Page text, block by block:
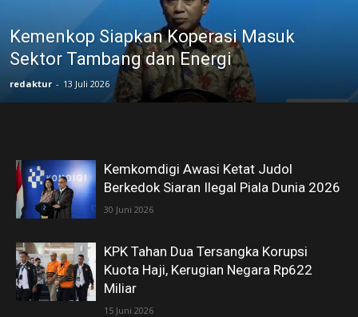
Kemenkop Siapkan Koperasi Masuk
Sektor Tambang dan Energi
redaktur - 13 Juli 2026
Kemkomdigi Awasi Ketat Judol
Berkedok Siaran Ilegal Piala Dunia 2026
30 Juni 2026
KPK Tahan Dua Tersangka Korupsi
Kuota Haji, Kerugian Negara Rp622
Miliar
15 Juni 2026